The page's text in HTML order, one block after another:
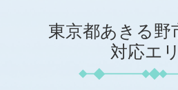
東京都あきる野
対応エ